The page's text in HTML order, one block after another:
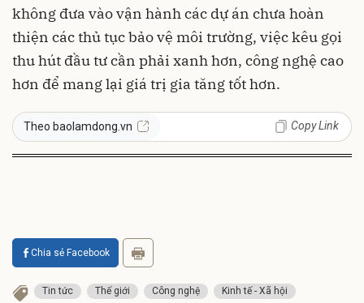
không đưa vào vận hành các dự án chưa hoàn
thiện các thủ tục bảo vệ môi trường, việc kêu gọi
thu hút đầu tư cần phải xanh hơn, công nghệ cao
hơn để mang lại giá trị gia tăng tốt hơn.
Theo baolamdong.vn Copy Link
Chia sẻ Facebook
Tin tức Thế giới Công nghệ
Kinh tế - Xã hội